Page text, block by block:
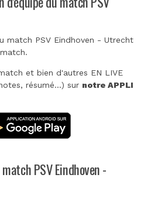
match PSV Eindhoven - Utrecht
et bien d'autres EN LIVE
résumé...) sur notre APPLI
PSV Eindhoven -